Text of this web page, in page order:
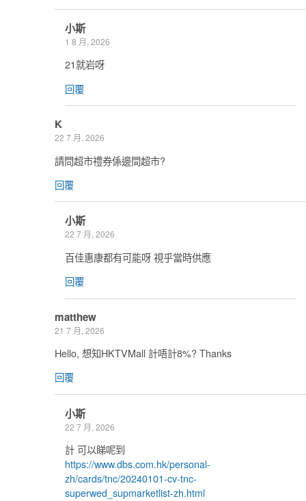
小斯
1 8 月, 2026
21就岩呀
回覆
K
22 7 月, 2026
請問超市禮券係邊間超市?
回覆
小斯
22 7 月, 2026
百佳惠康都有可能呀 視乎當時供應
回覆
matthew
21 7 月, 2026
Hello, 想知HKTVMall 計唔計8%? Thanks
回覆
小斯
22 7 月, 2026
計 可以睇呢到
https://www.dbs.com.hk/personal-
zh/cards/tnc/20240101-cv-tnc-
superwed_supmarketlist-zh.html